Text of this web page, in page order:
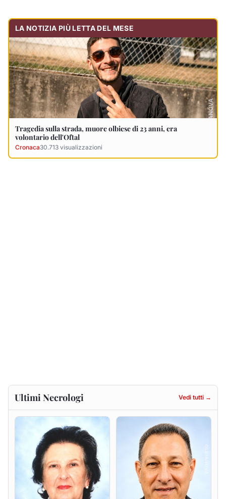
Francesca Anna Pirina
ved. Pileri
6 agosto 2026
Massimo Ricciu
6 agosto 2026